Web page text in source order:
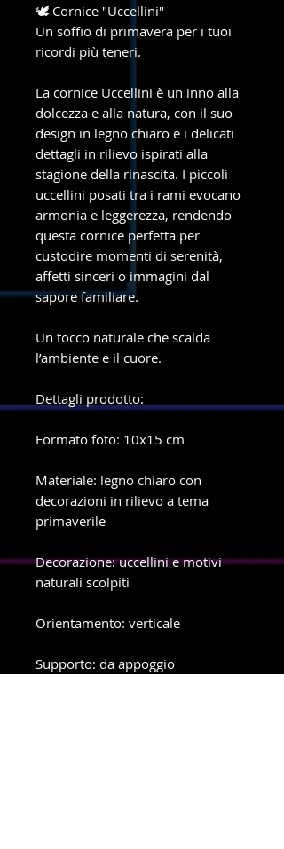
🕊️ Cornice "Uccellini"
Un soffio di primavera per i tuoi
ricordi più teneri.
La cornice Uccellini è un inno alla
dolcezza e alla natura, con il suo
design in legno chiaro e i delicati
dettagli in rilievo ispirati alla
stagione della rinascita. I piccoli
uccellini posati tra i rami evocano
armonia e leggerezza, rendendo
questa cornice perfetta per
custodire momenti di serenità,
affetti sinceri o immagini dal
sapore familiare.
Un tocco naturale che scalda
l’ambiente e il cuore.
Dettagli prodotto:
Formato foto: 10x15 cm
Materiale: legno chiaro con
decorazioni in rilievo a tema
primaverile
Decorazione: uccellini e motivi
naturali scolpiti
Orientamento: verticale
Supporto: da appoggio